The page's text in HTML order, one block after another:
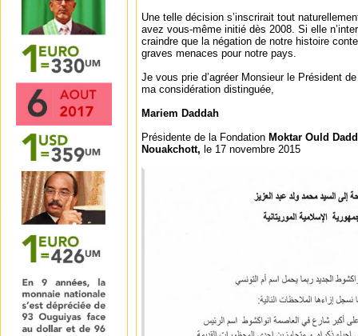
Une telle décision s’inscrirait tout
avez vous-même initié dès 2008. Si elle
craindre que la négation de notre histoire
graves menaces pour notre pays.
Je vous prie d’agréer Monsieur le Président
ma considération distinguée,
Mariem Daddah
Présidente de la Fondation Moktar Ould
Nouakchott, le 17 novembre 2015